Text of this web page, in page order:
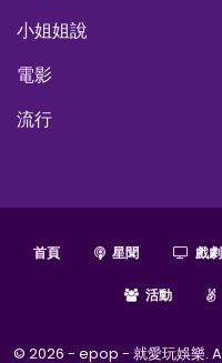
小姐姐說
電影
流行
首頁 星聞 戲劇
活動
© 2026 - epop - 就愛玩娛樂.